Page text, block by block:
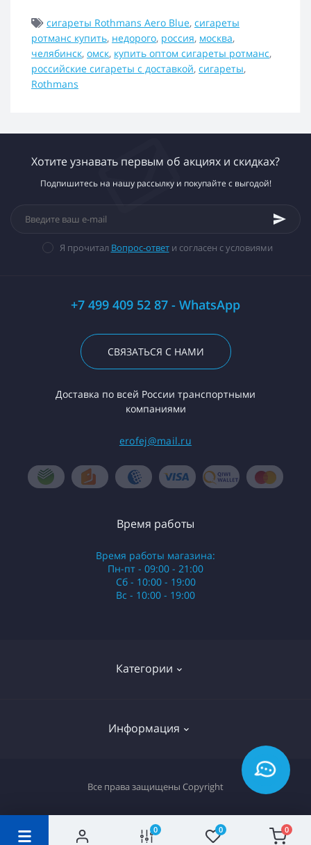
0 0 0
сигареты Rothmans Aero Blue, сигареты
ротманс купить, недорого, россия, москва,
челябинск, омск, купить оптом сигареты ротманс,
российские сигареты с доставкой, сигареты,
Rothmans
Хотите узнавать первым об акциях и скидках?
Подпишитесь на нашу рассылку и покупайте с выгодой!
Я прочитал Вопрос-ответи согласен с условиями
+7 499 409 52 87 - WhatsApp
СВЯЗАТЬСЯ С НАМИ
Доставка по всей России транспортными
компаниями
erofej@mail.ru
Категории
Российские сигареты
Информация
Вопрос-ответ
Время работы
Время работы магазина:
Пн-пт - 09:00 - 21:00
Сб - 10:00 - 19:00
Вс - 10:00 - 19:00
Все права защищены Copyright